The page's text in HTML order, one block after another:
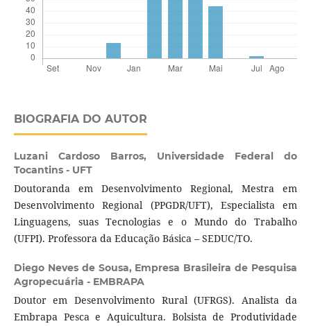
BIOGRAFIA DO AUTOR
Luzani Cardoso Barros, Universidade Federal do
Tocantins - UFT
Doutoranda em Desenvolvimento Regional, Mestra em
Desenvolvimento Regional (PPGDR/UFT), Especialista em
Linguagens, suas Tecnologias e o Mundo do Trabalho
(UFPI). Professora da Educação Básica – SEDUC/TO.
Diego Neves de Sousa, Empresa Brasileira de Pesquisa
Agropecuária - EMBRAPA
Doutor em Desenvolvimento Rural (UFRGS). Analista da
Embrapa Pesca e Aquicultura. Bolsista de Produtividade